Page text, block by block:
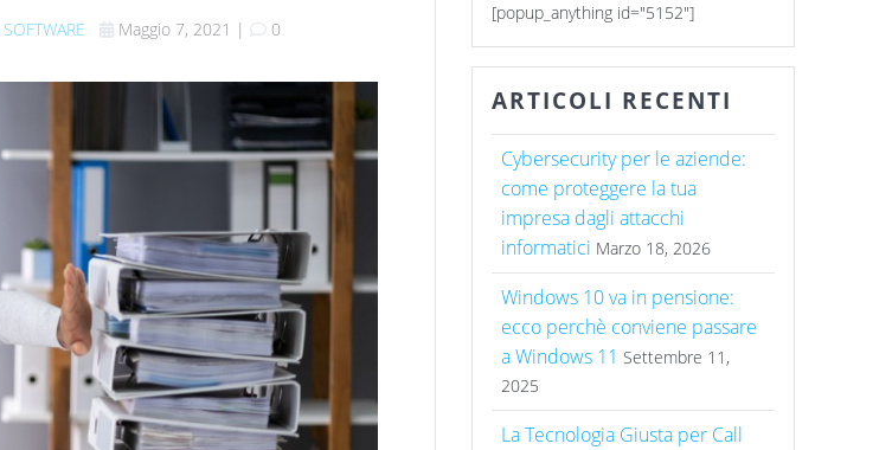
SOFTWARE Maggio 7, 2021 | 0
[popup_anything id="5152"]
ARTICOLI RECENTI
Cybersecurity per le aziende:
come proteggere la tua
impresa dagli attacchi
informatici Marzo 18, 2026
Windows 10 va in pensione:
ecco perchè conviene passare
a Windows 11 Settembre 11,
2025
La Tecnologia Giusta per Call